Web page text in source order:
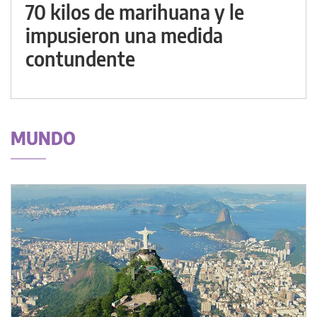
70 kilos de marihuana y le
impusieron una medida
contundente
MUNDO